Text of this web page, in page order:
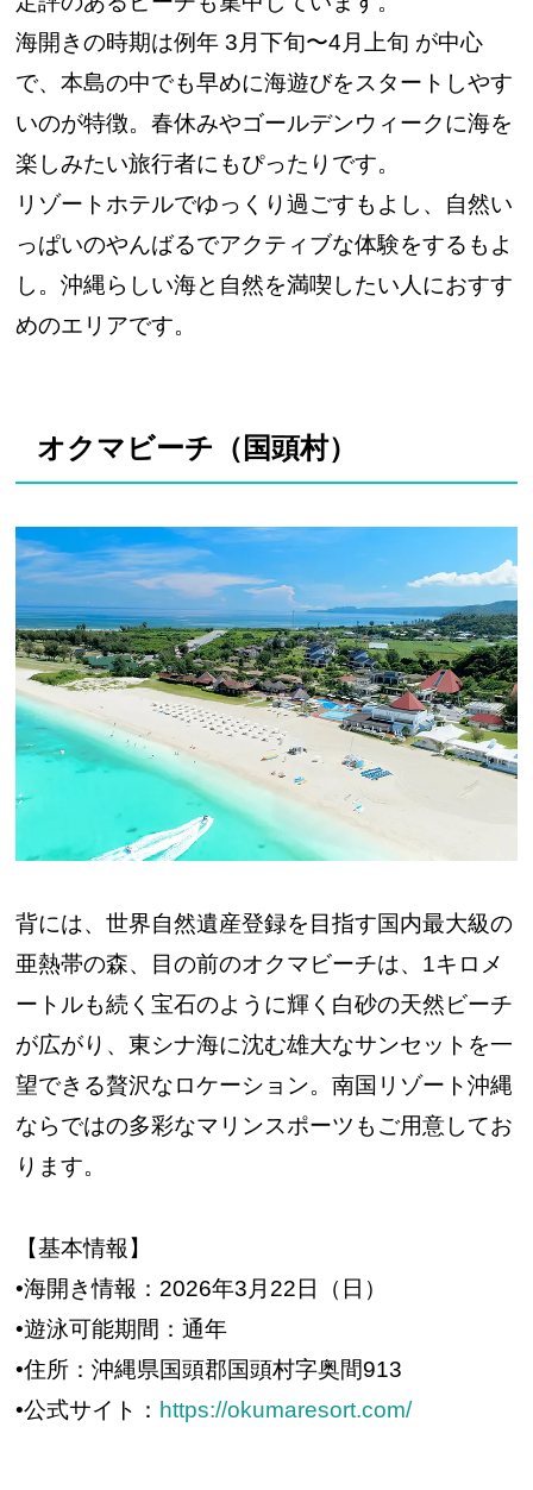
海開きの時期は例年 3月下旬〜4月上旬 が中心
で、本島の中でも早めに海遊びをスタートしやす
いのが特徴。春休みやゴールデンウィークに海を
楽しみたい旅行者にもぴったりです。
リゾートホテルでゆっくり過ごすもよし、自然い
っぱいのやんばるでアクティブな体験をするもよ
し。沖縄らしい海と自然を満喫したい人におすす
めのエリアです。
オクマビーチ（国頭村）
背には、世界自然遺産登録を目指す国内最大級の
亜熱帯の森、目の前のオクマビーチは、1キロメ
ートルも続く宝石のように輝く白砂の天然ビーチ
が広がり、東シナ海に沈む雄大なサンセットを一
望できる贅沢なロケーション。南国リゾート沖縄
ならではの多彩なマリンスポーツもご用意してお
ります。
【基本情報】
•海開き情報：2026年3月22日（日）
•遊泳可能期間：通年
•住所：沖縄県国頭郡国頭村字奥間913
•公式サイト： https://okumaresort.com/